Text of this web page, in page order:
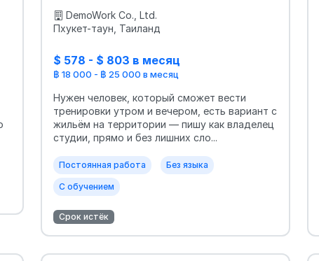
студия
DemoWork Co., Ltd.
Пхукет-таун, Таиланд
$ 578 - $ 803 в месяц
฿ 18 000 - ฿ 25 000 в месяц
Нужен человек, который сможет вести
тренировки утром и вечером, есть вариант с
жильём на территории — пишу как владелец
студии, прямо и без лишних сло...
Постоянная работа Без языка
С обучением
Срок истёк